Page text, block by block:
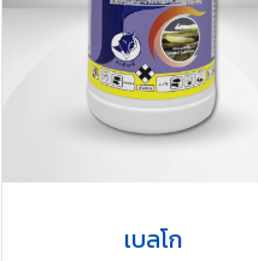
เบลโก